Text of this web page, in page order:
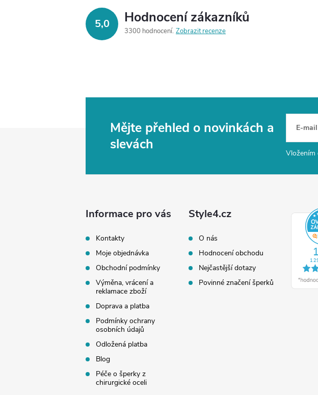
5,0 Hodnocení zákazníků
3300 hodnocení Zobrazit recenze
Mějte přehled o novinkách a
slevách
E-mail
Vložením
Informace pro vás
Kontakty
Moje objednávka
Obchodní podmínky
Výměna, vrácení a
reklamace zboží
Doprava a platba
Podmínky ochrany
osobních údajů
Odložená platba
Blog
Péče o šperky z
chirurgické oceli
Style4.cz
O nás
Hodnocení obchodu
Nejčastější dotazy
Povinné značení šperků